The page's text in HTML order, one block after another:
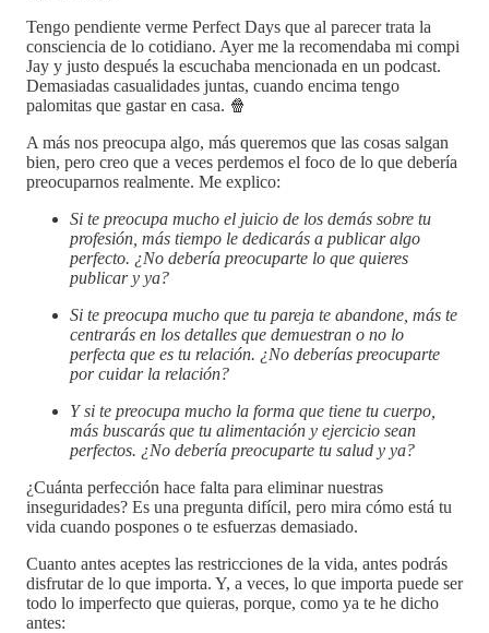
Tengo pendiente verme Perfect Days que al parecer trata la
consciencia de lo cotidiano. Ayer me la recomendaba mi compi
Jay y justo después la escuchaba mencionada en un podcast.
Demasiadas casualidades juntas, cuando encima tengo
palomitas que gastar en casa. 🍿
A más nos preocupa algo, más queremos que las cosas salgan
bien, pero creo que a veces perdemos el foco de lo que debería
preocuparnos realmente. Me explico:
Si te preocupa mucho el juicio de los demás sobre tu
profesión, más tiempo le dedicarás a publicar algo
perfecto. ¿No debería preocuparte lo que quieres
publicar y ya?
Si te preocupa mucho que tu pareja te abandone, más te
centrarás en los detalles que demuestran o no lo
perfecta que es tu relación. ¿No deberías preocuparte
por cuidar la relación?
Y si te preocupa mucho la forma que tiene tu cuerpo,
más buscarás que tu alimentación y ejercicio sean
perfectos. ¿No debería preocuparte tu salud y ya?
¿Cuánta perfección hace falta para eliminar nuestras
inseguridades? Es una pregunta difícil, pero mira cómo está tu
vida cuando pospones o te esfuerzas demasiado.
Cuanto antes aceptes las restricciones de la vida, antes podrás
disfrutar de lo que importa. Y, a veces, lo que importa puede ser
todo lo imperfecto que quieras, porque, como ya te he dicho
antes: